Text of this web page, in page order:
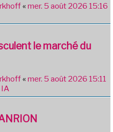
« mer. 5 août 2026 15:16
le marché du
« mer. 5 août 2026 15:11